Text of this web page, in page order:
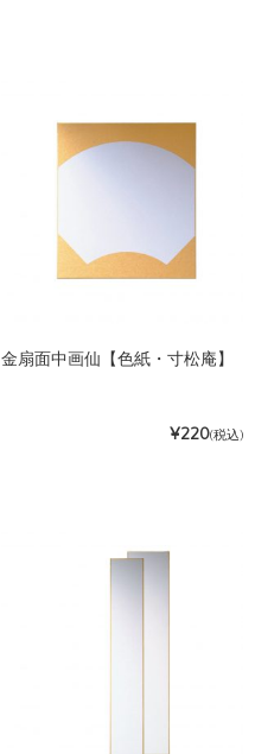
金扇面中画仙【色紙・寸松庵】
¥220(税込)